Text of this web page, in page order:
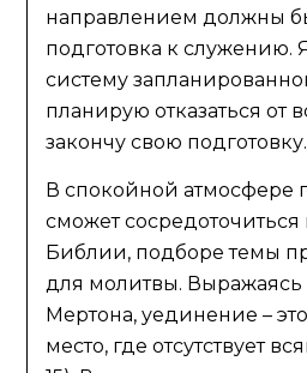
направлением должны
подготовка к служению.
систему
планирую отказаться от
закончу свою подготовку.
В спокойной атмосфере
сможет
Библии, подборе темы
для молитвы. Выражаясь
Мертона, уединение –
место, где отсутствует